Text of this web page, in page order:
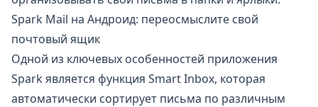
Spark Mail на Андроид: переосмыслите свой
почтовый ящик
Одной из ключевых особенностей приложения
Spark является функция Smart Inbox, которая
автоматически сортирует письма по различным